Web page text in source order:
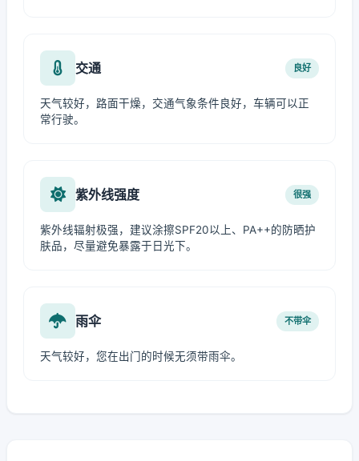
交通 良好
天气较好，路面干燥，交通气象条件良好，车辆可以正
常行驶。
紫外线强度 很强
紫外线辐射极强，建议涂擦SPF20以上、PA++的防晒护
肤品，尽量避免暴露于日光下。
雨伞 不带伞
天气较好，您在出门的时候无须带雨伞。